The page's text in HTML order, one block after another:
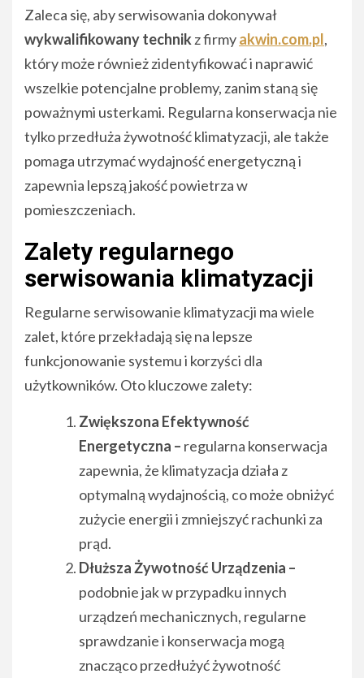
Zaleca się, aby serwisowania dokonywał
wykwalifikowany technikz firmyakwin.com.pl,
który może również zidentyfikować i naprawić
wszelkie potencjalne problemy, zanim staną się
poważnymi usterkami. Regularna konserwacja nie
tylko przedłuża żywotność klimatyzacji, ale także
pomaga utrzymać wydajność energetyczną i
zapewnia lepszą jakość powietrza w
pomieszczeniach.
Zalety regularnego
serwisowania klimatyzacji
Regularne serwisowanie klimatyzacji ma wiele
zalet, które przekładają się na lepsze
funkcjonowanie systemu i korzyści dla
użytkowników. Oto kluczowe zalety:
Zwiększona Efektywność
Energetyczna – regularna konserwacja
zapewnia, że klimatyzacja działa z
optymalną wydajnością, co może obniżyć
zużycie energii i zmniejszyć rachunki za
prąd.
Dłuższa Żywotność Urządzenia –
podobnie jak w przypadku innych
urządzeń mechanicznych, regularne
sprawdzanie i konserwacja mogą
znacząco przedłużyć żywotność